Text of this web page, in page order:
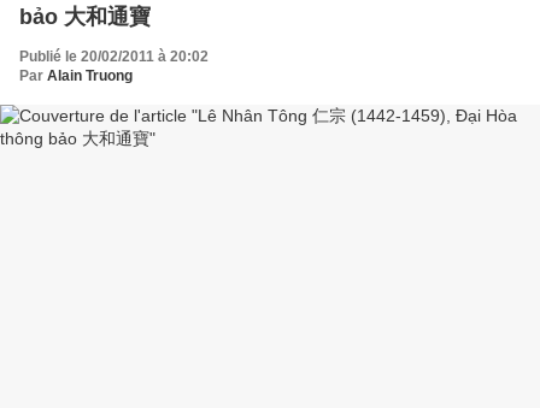
bảo 大和通寶
Publié le 20/02/2011 à 20:02
Par Alain Truong